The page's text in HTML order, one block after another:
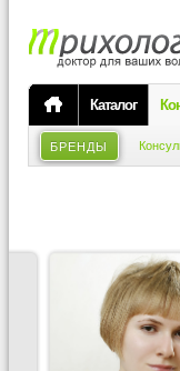
Каталог
БРЕНДЫ